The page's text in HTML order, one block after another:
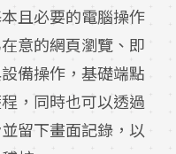
且必要的電腦操作
意的網頁瀏覽、即
備操作，基礎端點
，同時也可以透過
留下畫面記錄，以